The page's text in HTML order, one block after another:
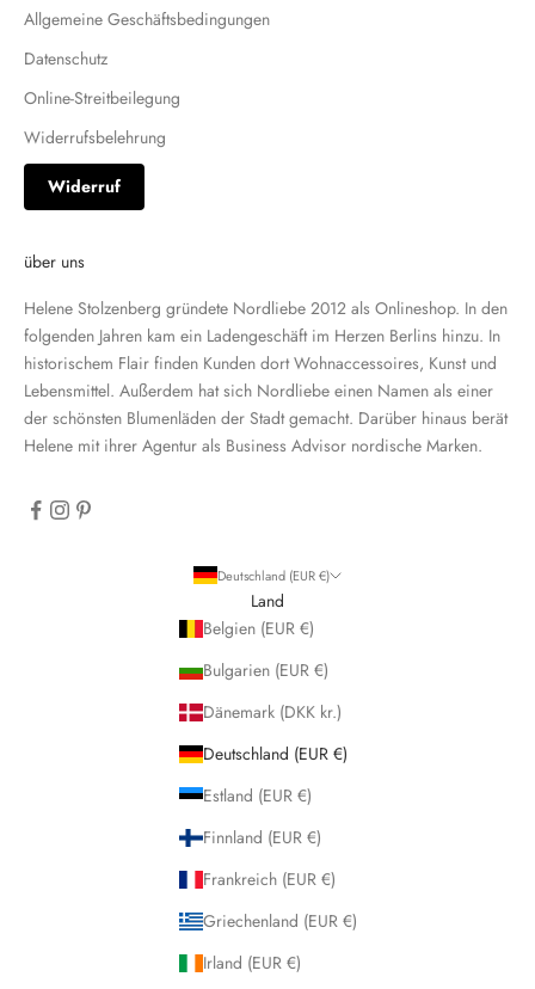
Allgemeine Geschäftsbedingungen
Datenschutz
Online-Streitbeilegung
Widerrufsbelehrung
Widerruf
über uns
Helene Stolzenberg gründete Nordliebe 2012 als Onlineshop. In den
folgenden Jahren kam ein Ladengeschäftim Herzen Berlins hinzu. In
historischem Flair finden Kunden dort Wohnaccessoires, Kunst und
Lebensmittel. Außerdem hat sich Nordliebe einen Namen als einer
der schönsten Blumenläden der Stadt gemacht. Darüber hinaus berät
Helene mit ihrer Agentur als Business Advisor nordische Marken.
Deutschland (EUR €)
Land
Belgien (EUR €)
Bulgarien (EUR €)
Dänemark (DKK kr.)
Deutschland (EUR €)
Estland (EUR €)
Finnland (EUR €)
Frankreich (EUR €)
Griechenland (EUR €)
Irland (EUR €)